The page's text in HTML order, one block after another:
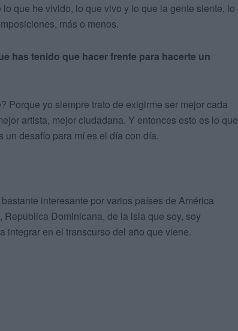
que he vivido, lo que vivo y lo que la gente siente, lo
más o menos.
has tenido que hacer frente para hacerte un
Porque yo siempre trato de exigirme ser mejor cada
artista, mejor ciudadana. Y entonces esto es lo que
un desafío para mí es el día con día.
interesante por varios países de América
Dominicana, de la isla que soy, soy
integrar en el transcurso del año que viene.